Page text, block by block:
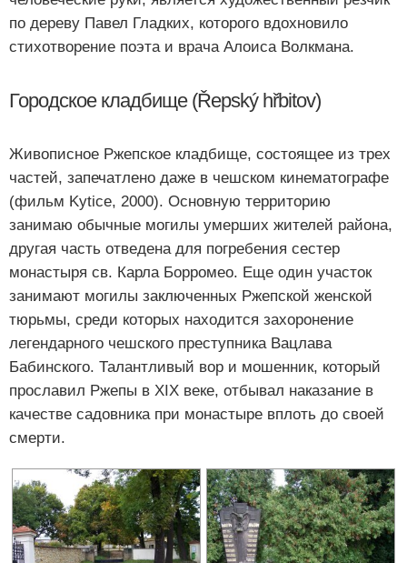
по дереву Павел Гладких, которого вдохновило
стихотворение поэта и врача Алоиса Волкмана.
Городское кладбище (Řepský hřbitov)
Живописное Ржепское кладбище, состоящее из трех
частей, запечатлено даже в чешском кинематографе
(фильм Kytice, 2000). Основную территорию
занимаю обычные могилы умерших жителей района,
другая часть отведена для погребения сестер
монастыря св. Карла Борромео. Еще один участок
занимают могилы заключенных Ржепской женской
тюрьмы, среди которых находится захоронение
легендарного чешского преступника Вацлава
Бабинского. Талантливый вор и мошенник, который
прославил Ржепы в XIX веке, отбывал наказание в
качестве садовника при монастыре вплоть до своей
смерти.